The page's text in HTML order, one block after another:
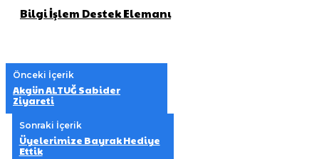
Bilgi İşlem Destek Elemanı
Önceki İçerik
Akgün ALTUĞ Sabider
Ziyareti
Sonraki İçerik
Üyelerimize Bayrak Hediye
Ettik